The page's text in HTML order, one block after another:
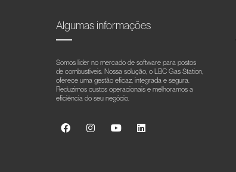
Algumas informações
Somos líder no mercado de software para postos
de combustíveis. Nossa solução, o LBC Gas Station,
oferece uma gestão eficaz, integrada e segura.
Reduzimos custos operacionais e melhoramos a
eficiência do seu negócio.